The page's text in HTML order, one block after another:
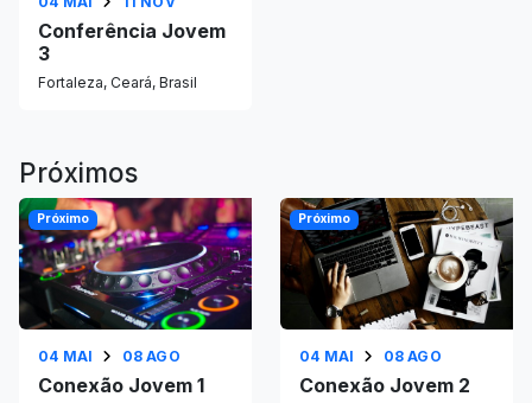
Conferência Jovem
3
Fortaleza, Ceará, Brasil
Próximos
04 MAI 08 AGO
Conexão Jovem 1
Próximo
04 MAI 08 AGO
Conexão Jovem 2
Próximo